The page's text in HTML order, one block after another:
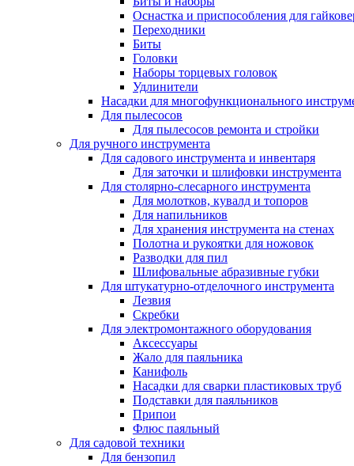
Оснастка и приспособления для
Переходники
Биты
Головки
Наборы торцевых головок
Удлинители
Насадки для многофункционального
Для пылесосов
Для пылесосов ремонта и стройки
Для ручного инструмента
Для садового инструмента и инвентаря
Для заточки и шлифовки инструмента
Для столярно-слесарного инструмента
Для молотков, кувалд и топоров
Для напильников
Для хранения инструмента на стенах
Полотна и рукоятки для ножовок
Разводки для пил
Шлифовальные абразивные губки
Для штукатурно-отделочного инструмента
Лезвия
Скребки
Для электромонтажного оборудования
Аксессуары
Жало для паяльника
Канифоль
Насадки для сварки пластиковых труб
Подставки для паяльников
Припои
Флюс паяльный
Для садовой техники
Для бензопил